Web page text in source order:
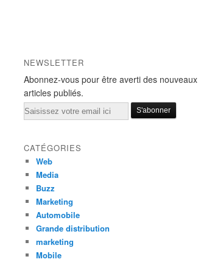
NEWSLETTER
Abonnez-vous pour être averti des nouveaux
articles publiés.
Email
CATÉGORIES
Web
Media
Buzz
Marketing
Automobile
Grande distribution
marketing
Mobile